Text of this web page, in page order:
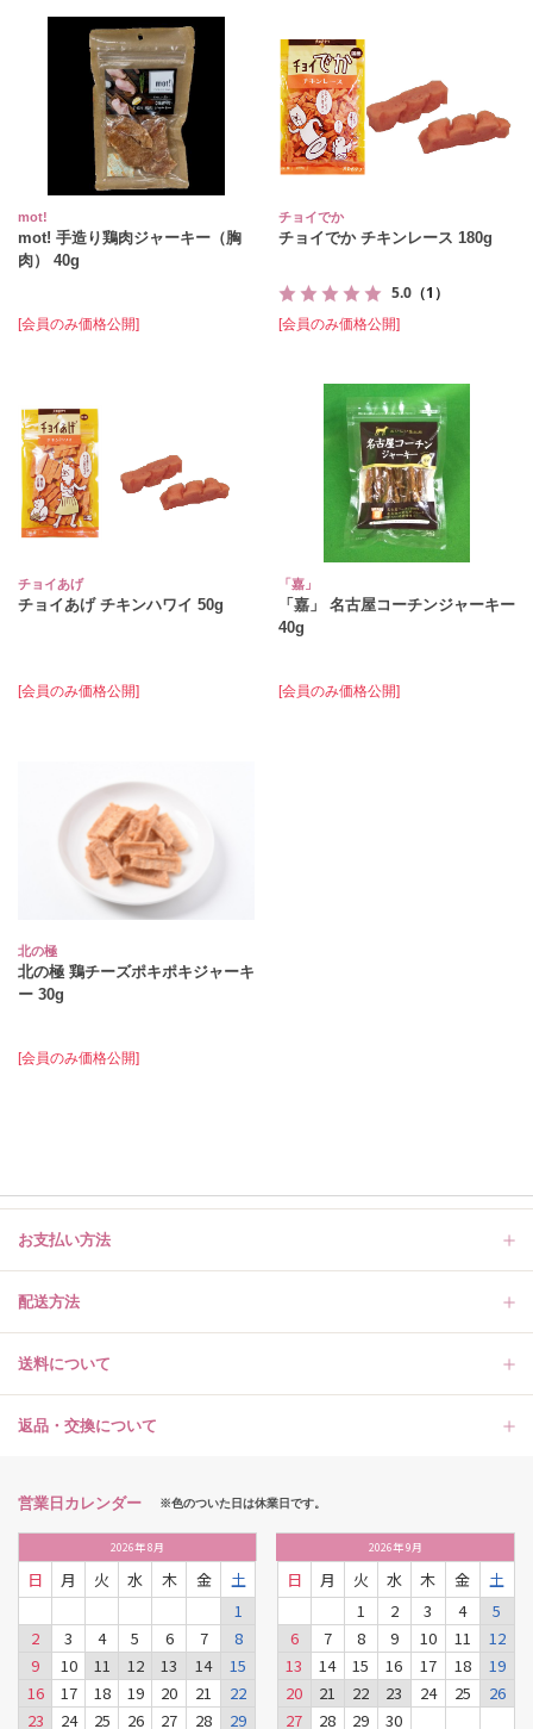
mot!
mot! 手造り鶏肉ジャーキー（胸
肉） 40g
[会員のみ価格公開]
チョイでか
チョイでか チキンレース 180g
5.0 （1）
[会員のみ価格公開]
チョイあげ
チョイあげ チキンハワイ 50g
[会員のみ価格公開]
「嘉」
「嘉」 名古屋コーチンジャーキー
40g
[会員のみ価格公開]
北の極
北の極 鶏チーズポキポキジャーキ
ー 30g
[会員のみ価格公開]
お支払い方法
配送方法
送料について
返品・交換について
営業日カレンダー ※色のついた日は休業日です。
2026年8月
日 月 火 水 木 金
土
1
2
3 4 5 6 7
8
9
10 11 12 13 14
15
16
17 18 19 20 21
22
23
24 25 26 27 28 29
2026年9月
日 月 火 水 木 金
土
1
2 3 4
5
6
7 8 9 10 11
12
13
14 15 16 17 18
19
20
21 22 23 24 25
26
27
28 29 30